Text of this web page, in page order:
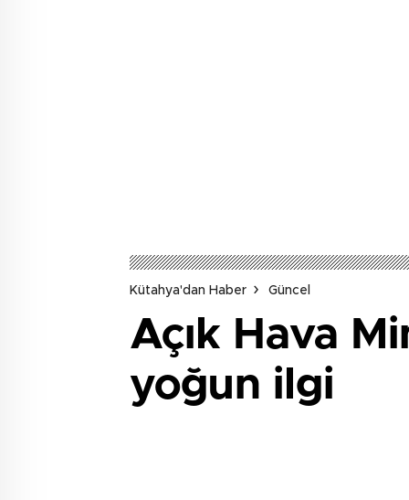
Kütahya'dan Haber Güncel
Açık Hava
yoğun ilgi